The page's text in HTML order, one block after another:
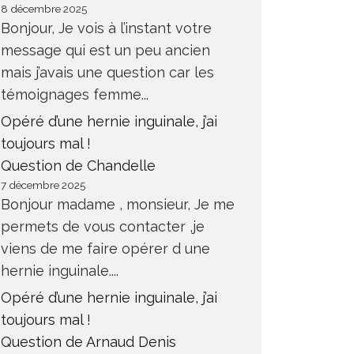
8 décembre 2025
Bonjour, Je vois à l’instant votre
message qui est un peu ancien
mais j’avais une question car les
témoignages femme...
Opéré d’une hernie inguinale, j’ai
toujours mal !
Question de Chandelle
7 décembre 2025
Bonjour madame , monsieur, Je me
permets de vous contacter ,je
viens de me faire opérer d une
hernie inguinale....
Opéré d’une hernie inguinale, j’ai
toujours mal !
Question de Arnaud Denis